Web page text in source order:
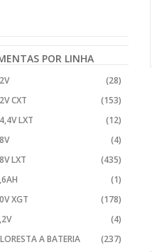
POR LINHA
(28)
CXT
(153)
LXT
(12)
(4)
LXT
(435)
(1)
XGT
(178)
(4)
A BATERIA
(237)